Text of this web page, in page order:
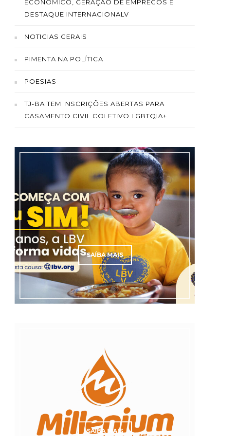
ECONÔMICO, GERAÇÃO DE EMPREGOS E
DESTAQUE INTERNACIONALV
NOTICIAS GERAIS
PIMENTA NA POLÍTICA
POESIAS
TJ-BA TEM INSCRIÇÕES ABERTAS PARA
CASAMENTO CIVIL COLETIVO LGBTQIA+
SAÍBA MAIS
SAÍBA MAIS